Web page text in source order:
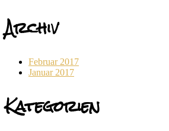
Archiv
Februar 2017
Januar 2017
Kategorien